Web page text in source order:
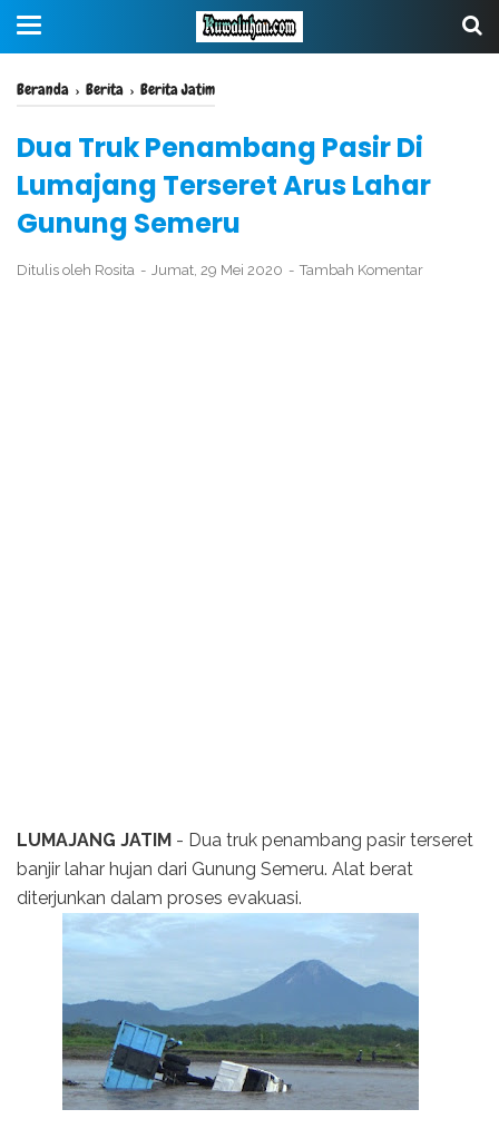
Beranda › Berita › Berita Jatim
Dua Truk Penambang Pasir Di
Lumajang Terseret Arus Lahar
Gunung Semeru
Ditulis oleh Rosita Jumat, 29 Mei 2020 Tambah Komentar
LUMAJANG JATIM - Dua truk penambang pasir terseret
banjir lahar hujan dari Gunung Semeru. Alat berat
diterjunkan dalam proses evakuasi.